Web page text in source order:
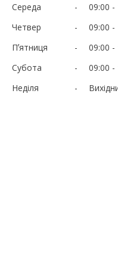
Середа
09:00
Четвер
09:00
Пʼятниця
09:00
Субота
09:00
Неділя